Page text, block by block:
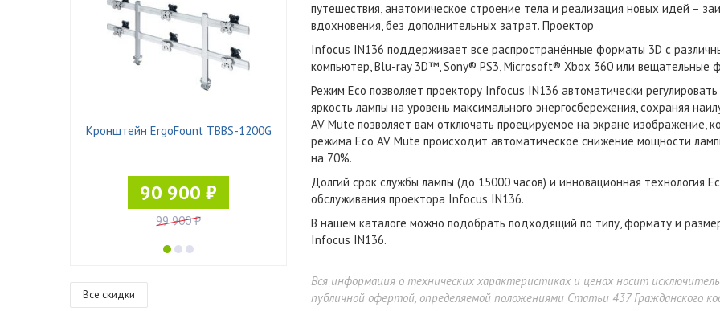
Кронштейн ErgoFount TBBS-1200G
90 900 ₽
99 900 ₽
Все скидки
путешествия, анатомическое строение тела и реализация новых идей –
вдохновения, без дополнительных затрат. Проектор
Infocus IN136 поддерживает все распространённые форматы 3D с
компьютер, Blu-ray 3D™, Sony® PS3, Microsoft® Xbox 360 или вещательные
Режим Eco позволяет проектору Infocus IN136 автоматически
яркость лампы на уровень максимального энергосбережения, сохраняя
AV Mute позволяет вам отключать проецируемое на экране изображение,
режима Eco AV Mute происходит автоматическое снижение мощности
на 70%.
Долгий срок службы лампы (до 15000 часов) и инновационная технология
обслуживания проектора Infocus IN136.
В нашем каталоге можно подобрать подходящий по типу, формату и
Infocus IN136.
Вся информация о технических характеристиках и ценах носит
публичной офертой, определяемой положениями Статьи 437 Гражданского